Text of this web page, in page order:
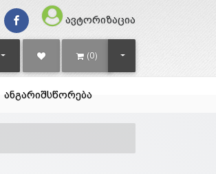
ავტორიზაცია
TOGGLE DROPDOWN(0) TOGGLE DROPDOWN
ანგარიშსწორება